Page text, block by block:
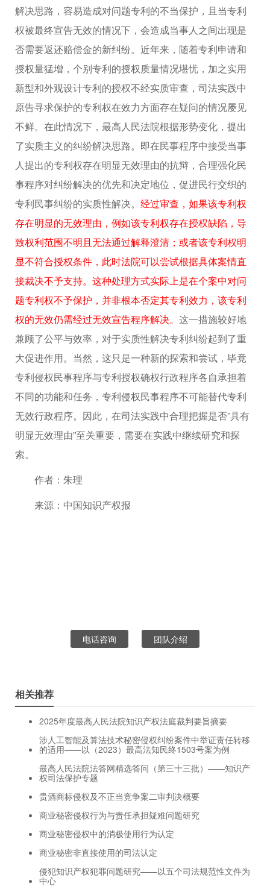
解决思路，容易造成对问题专利的不当保护，且当专利
权被最终宣告无效的情况下，会造成当事人之间出现是
否需要返还赔偿金的新纠纷。近年来，随着专利申请和
授权量猛增，个别专利的授权质量情况堪忧，加之实用
新型和外观设计专利的授权不经实质审查，司法实践中
原告寻求保护的专利权在效力方面存在疑问的情况屡见
不鲜。在此情况下，最高人民法院根据形势变化，提出
了实质主义的纠纷解决思路。即在民事程序中接受当事
人提出的专利权存在明显无效理由的抗辩，合理强化民
事程序对纠纷解决的优先和决定地位，促进民行交织的
专利民事纠纷的实质性解决。 经过审查，如果该专利权
存在明显的无效理由，例如该专利权存在授权缺陷，导
致权利范围不明且无法通过解释澄清；或者该专利权明
显不符合授权条件，此时法院可以尝试根据具体案情直
接裁决不予支持。这种处理方式实际上是在个案中对问
题专利权不予保护，并非根本否定其专利效力，该专利
权的无效仍需经过无效宣告程序解决。 这一措施较好地
兼顾了公平与效率，对于实质性解决专利纠纷起到了重
大促进作用。当然，这只是一种新的探索和尝试，毕竟
专利侵权民事程序与专利授权确权行政程序各自承担着
不同的功能和任务，专利侵权民事程序不可能替代专利
无效行政程序。因此，在司法实践中合理把握是否”具有
明显无效理由”至关重要，需要在实践中继续研究和探
索。
作者：朱理
来源：中国知识产权报
电话咨询 团队介绍
相关推荐
2025年度最高人民法院知识产权法庭裁判要旨摘要
涉人工智能及算法技术秘密侵权纠纷案件中举证责任转移
的适用——以（2023）最高法知民终1503号案为例
最高人民法院法答网精选答问（第三十三批）——知识产
权司法保护专题
贵酒商标侵权及不正当竞争案二审判决概要
商业秘密侵权行为与责任承担疑难问题研究
商业秘密侵权中的消极使用行为认定
商业秘密非直接使用的司法认定
侵犯知识产权犯罪问题研究——以五个司法规范性文件为
中心